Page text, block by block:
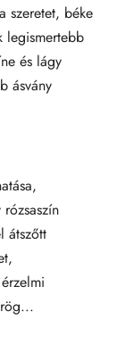
szeretet, béke
legismertebb
és lágy
ásvány
átszőtt